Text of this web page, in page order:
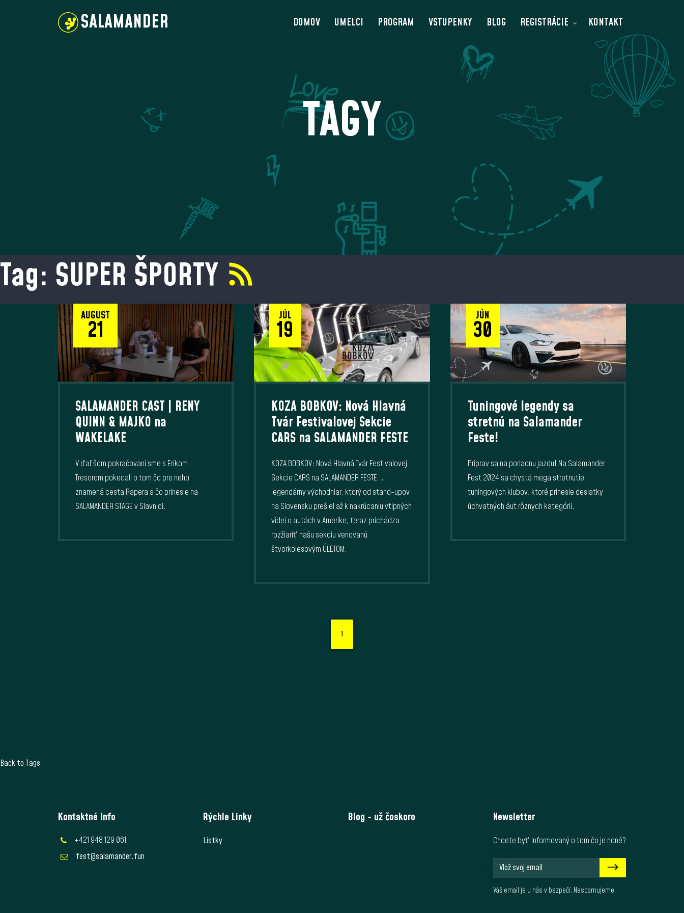
SALAMANDER DOMOV UMELCI PROGRAM VSTUPENKY BLOG REGISTRÁCIE KONTAKT
TAGY
Tag: SUPER ŠPORTY
AUGUST
21
SALAMANDER CAST | RENY
QUINN & MAJKO na
WAKELAKE
V ďaľšom pokračovaní sme s Erikom
Tresorom pokecali o tom čo pre neho
znamená cesta Rapera a čo prinesie na
SALAMANDER STAGE v Slavnici.
JÚL
19
KOZA BOBKOV: Nová Hlavná
Tvár Festivalovej Sekcie
CARS na SALAMANDER FESTE
KOZA BOBKOV: Nová Hlavná Tvár Festivalovej
Sekcie CARS na SALAMANDER FESTE ...
legendárny východniar, ktorý od stand-upov
na Slovensku prešiel až k nakrúcaniu vtipných
videí o autách v Amerike, teraz prichádza
rozžiariť našu sekciu venovanú
štvorkolesovým ÚLETOM.
JÚN
30
Tuningové legendy sa
stretnú na Salamander
Feste!
Priprav sa na poriadnu jazdu! Na Salamander
Fest 2024 sa chystá mega stretnutie
tuningových klubov, ktoré prinesie desiatky
úchvatných áut rôznych kategórií.
1
Back to Tags
Kontaktné Info
+421 948 129 061
fest@salamander.fun
Rýchle Linky
Lístky
Blog - už čoskoro Newsletter
Chcete byť informovaný o tom čo je noné?
Váš email je u nás v bezpečí. Nespamujeme.